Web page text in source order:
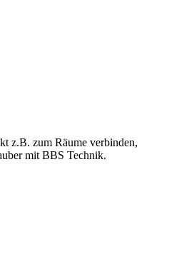
z.B. zum Räume verbinden,
mit BBS Technik.